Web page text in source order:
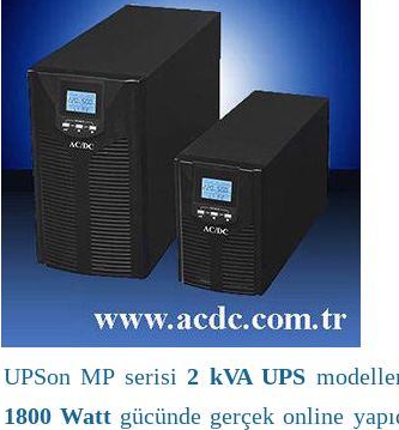
UPSon MP serisi2 kVA UPS
1800 Watt gücünde gerçek online